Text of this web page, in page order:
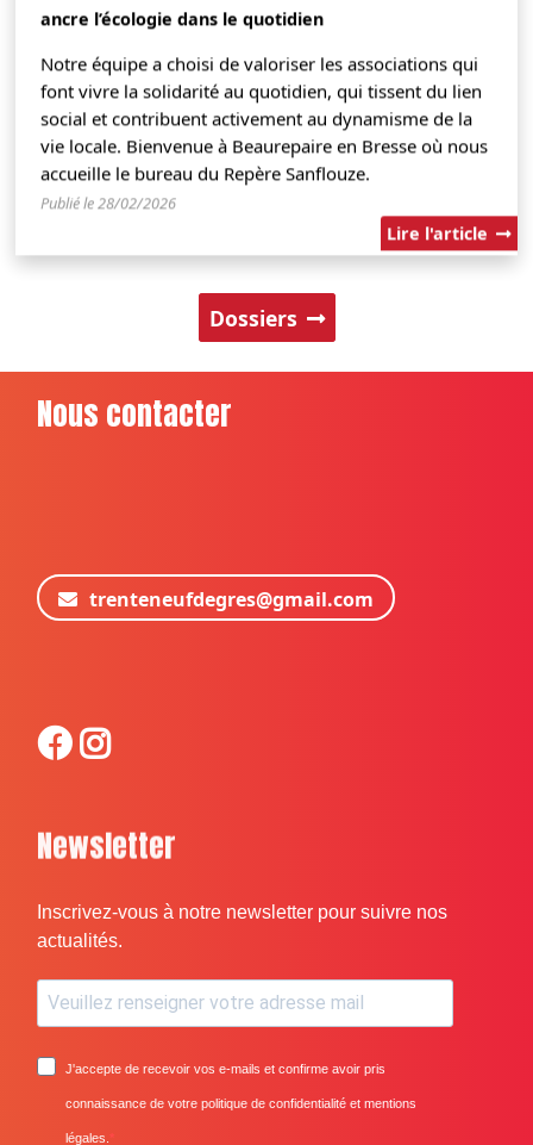
ancre l’écologie dans le quotidien
Notre équipe a choisi de valoriser les associations qui
font vivre la solidarité au quotidien, qui tissent du lien
social et contribuent activement au dynamisme de la
vie locale. Bienvenue à Beaurepaire en Bresse où nous
accueille le bureau du Repère Sanflouze.
Publié le 28/02/2026
Lire l'article
Dossiers
Nous contacter
trenteneufdegres@gmail.com
Newsletter
Inscrivez-vous à notre newsletter pour suivre nos
actualités.
J'accepte de recevoir vos e-mails et confirme avoir pris
connaissance de votre politique de confidentialité et mentions
légales.